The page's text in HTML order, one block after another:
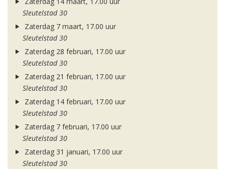
Sleutelstad 30
Zaterdag 7 maart, 17.00 uur
Sleutelstad 30
Zaterdag 28 februari, 17.00 uur
Sleutelstad 30
Zaterdag 21 februari, 17.00 uur
Sleutelstad 30
Zaterdag 14 februari, 17.00 uur
Sleutelstad 30
Zaterdag 7 februari, 17.00 uur
Sleutelstad 30
Zaterdag 31 januari, 17.00 uur
Sleutelstad 30